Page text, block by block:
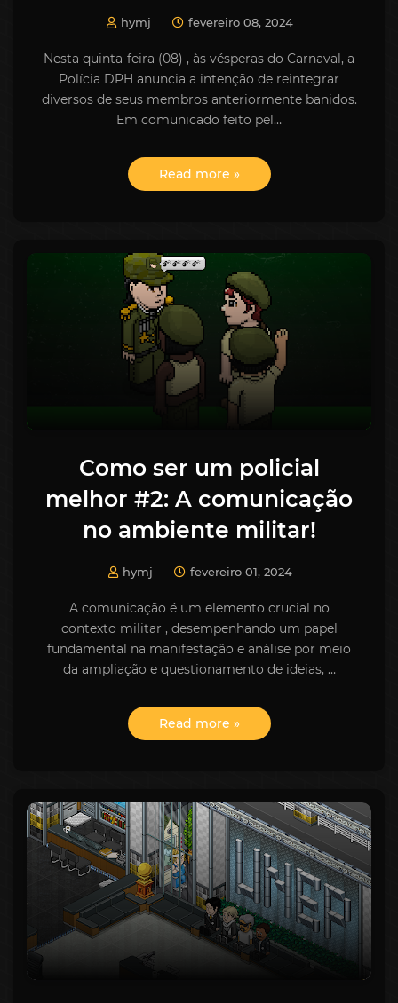
hymj fevereiro 08, 2024
Nesta quinta-feira (08) , às vésperas do Carnaval, a
Polícia DPH anuncia a intenção de reintegrar
diversos de seus membros anteriormente banidos.
Em comunicado feito pel…
Read more »
Como ser um policial
melhor #2: A comunicação
no ambiente militar!
hymj fevereiro 01, 2024
A comunicação é um elemento crucial no
contexto militar , desempenhando um papel
fundamental na manifestação e análise por meio
da ampliação e questionamento de ideias, …
Read more »